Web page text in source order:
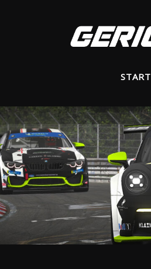
START